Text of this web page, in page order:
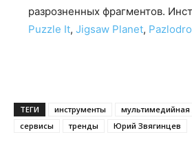
разрозненных фрагментов.
Puzzle It, Jigsaw Planet,
ТЕГИ инструменты
мультимедийная
сервисы
тренды Юрий Звягинцев